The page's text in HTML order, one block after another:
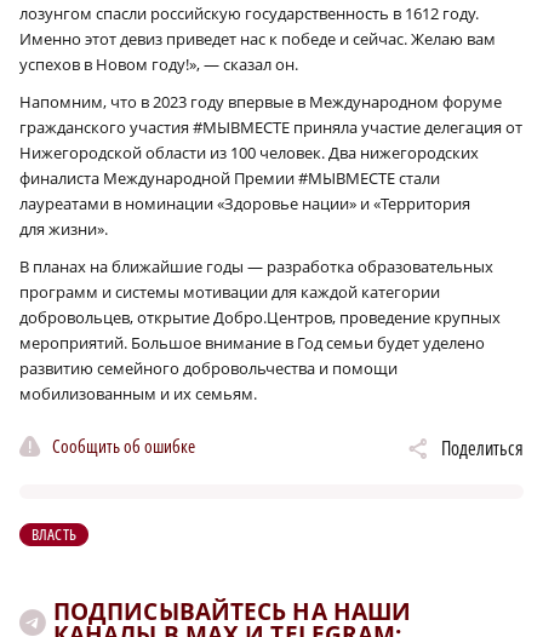
лозунгом спасли российскую государственность в 1612 году.
Именно этот девиз приведет нас к победе и сейчас. Желаю вам
успехов в Новом году!», — сказал он.
Напомним, что в 2023 году впервые в Международном форуме
гражданского участия #МЫВМЕСТЕ приняла участие делегация от
Нижегородской области из 100 человек. Два нижегородских
финалиста Международной Премии #МЫВМЕСТЕ стали
лауреатами в номинации «Здоровье нации» и «Территория
для жизни».
В планах на ближайшие годы — разработка образовательных
программ и системы мотивации для каждой категории
добровольцев, открытие Добро.Центров, проведение крупных
мероприятий. Большое внимание в Год семьи будет уделено
развитию семейного добровольчества и помощи
мобилизованным и их семьям.
Сообщить об ошибке Поделиться
ВЛАСТЬ
ПОДПИСЫВАЙТЕСЬ НА НАШИ